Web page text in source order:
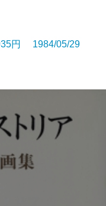
円 1984/05/29